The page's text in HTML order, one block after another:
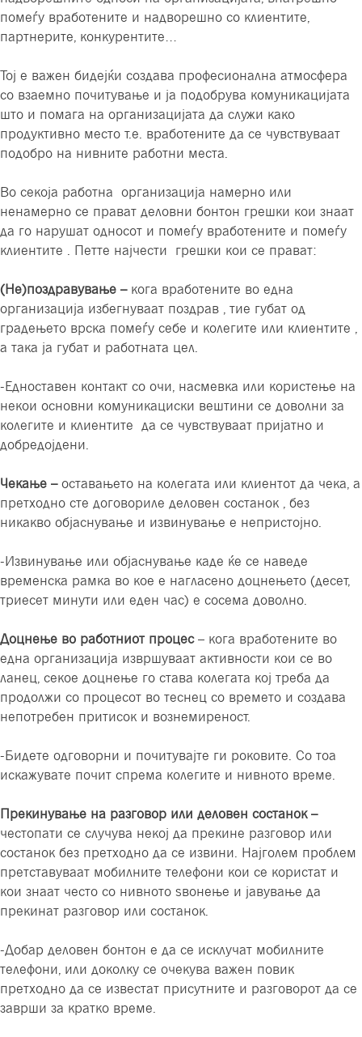
помеѓу вработените и надворешно со клиентите,
партнерите, конкурентите…
Тој е важен бидејќи создава професионална атмосфера
со взаемно почитување и ја подобрува комуникацијата
што и помага на организацијата да служи како
продуктивно место т.е. вработените да се чувствуваат
подобро на нивните работни места.
Во секоја работна организација намерно или
ненамерно се прават деловни бонтон грешки кои знаат
да го нарушат односот и помеѓу вработените и помеѓу
клиентите . Петте најчести грешки кои се прават:
(Не)поздравување – кога вработените во една
организација избегнуваат поздрав , тие губат од
градењето врска помеѓу себе и колегите или клиентите ,
а така ја губат и работната цел.
-Едноставен контакт со очи, насмевка или користење на
некои основни комуникациски вештини се доволни за
колегите и клиентите да се чувствуваат пријатно и
добредојдени.
Чекање – оставањето на колегата или клиентот да чека, а
претходно сте договориле деловен состанок , без
никакво објаснување и извинување е непристојно.
-Извинување или објаснување каде ќе се наведе
временска рамка во кое е нагласено доцнењето (десет,
триесет минути или еден час) е сосема доволно.
Доцнење во работниот процес– кога вработените во
една организација извршуваат активности кои се во
ланец, секое доцнење го става колегата кој треба да
продолжи со процесот во теснец со времето и создава
непотребен притисок и вознемиреност.
-Бидете одговорни и почитувајте ги роковите. Со тоа
искажувате почит спрема колегите и нивното време.
Прекинување на разговор или деловен состанок –
честопати се случува некој да прекине разговор или
состанок без претходно да се извини. Најголем проблем
претставуваат мобилните телефони кои се користат и
кои знаат често со нивното ѕвонење и јавување да
прекинат разговор или состанок.
-Добар деловен бонтон е да се исклучат мобилните
телефони, или доколку се очекува важен повик
претходно да се известат присутните и разговорот да се
заврши за кратко време.